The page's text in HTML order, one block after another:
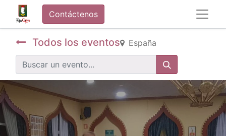
Contáctenos
Todos los eventos España